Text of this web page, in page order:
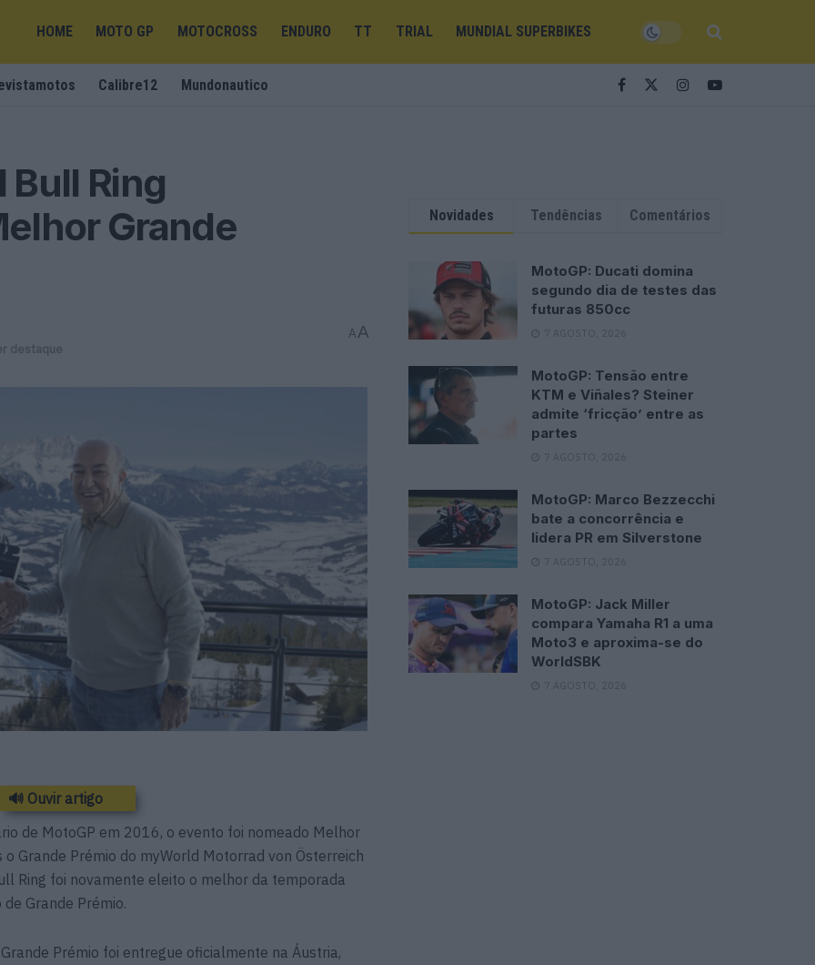
HOME MOTO GP MOTOCROSS ENDURO TT TRIAL MUNDIAL SUPERBIKES
Calibre12 Mundonautico
Bull Ring
Grande
destaque
AA
🔊 Ouvir artigo
de MotoGP em 2016, o evento foi nomeado Melhor
Grande Prémio do myWorld Motorrad von Österreich
Ring foi novamente eleito o melhor da temporada
Grande Prémio.
Prémio foi entregue oficialmente na Áustria,
Novidades Tendências Comentários
MotoGP: Ducati domina
segundo dia de testes das
futuras 850cc
7 AGOSTO, 2026
MotoGP: Tensão entre
KTM e Viñales? Steiner
admite ‘fricção’ entre as
partes
7 AGOSTO, 2026
MotoGP: Marco Bezzecchi
bate a concorrência e
lidera PR em Silverstone
7 AGOSTO, 2026
MotoGP: Jack Miller
compara Yamaha R1 a uma
Moto3 e aproxima-se do
WorldSBK
7 AGOSTO, 2026